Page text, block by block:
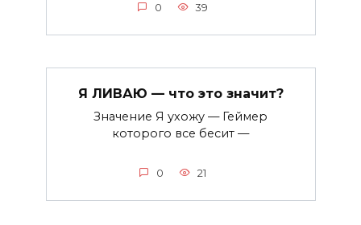
0 39
Я ЛИВАЮ — что это значит?
Значение Я ухожу — Геймер
которого все бесит —
0 21